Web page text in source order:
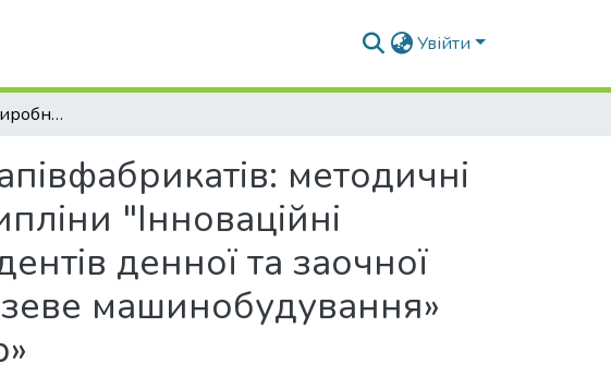
Увійти
Обладнання для виробництва м’ясних напівфабрикатів: методичні вказівки до лабораторної роботи з дисципліни "Інноваційні технології та обладнання галузі" для студентів денної та заочної форми навчання спеціальності 133 «Галузеве машинобудування» здобувачів ступеня вищої освіти «Магістр»
методичні
"Інноваційні
денної та заочної
машинобудування»